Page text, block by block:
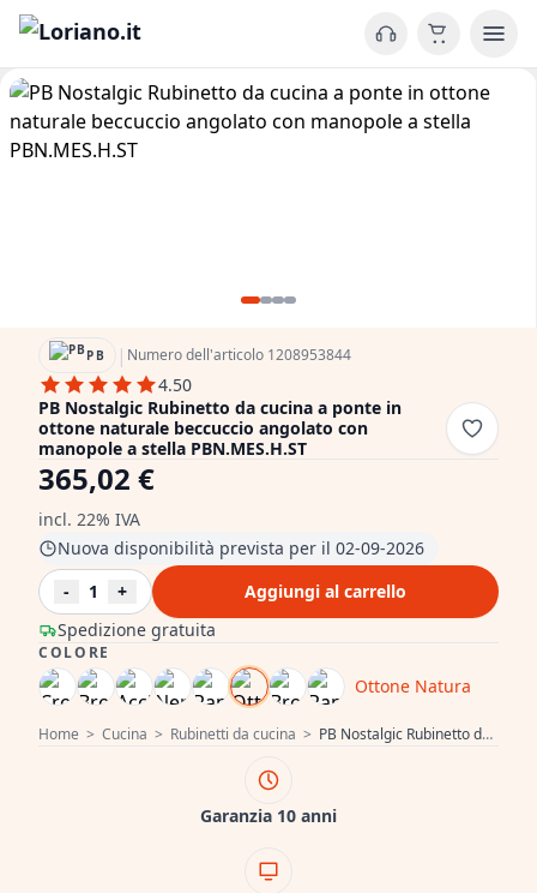
Home > Cucina > Rubinetti da cucina > PB Nostalgic Rubinetto da cucina a ponte in ottone naturale beccuccio angolato con manopole a stella PBN.MES.H.ST
PB | Numero dell'articolo 1208953844
4.50
PB Nostalgic Rubinetto da cucina a ponte in
ottone naturale beccuccio angolato con
manopole a stella PBN.MES.H.ST
365,02 €
incl. 22% IVA
Spedizione gratuita
Nuova disponibilità prevista per il 02-09-2026
-
1 + Aggiungi al carrello
COLORE
Ottone Natura
Garanzia 10 anni